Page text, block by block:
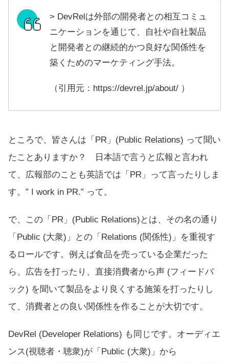
> DevRelは外部の開発者との相互コミュ
ニケーションを通じて、自社や自社製品
と開発者との継続的かつ良好な関係性を
築くためのマーケティング手法。
（引用元： https://devrel.jp/about/ ）
ところで、皆さんは「PR」(Public Relations) って聞い
たことありますか？ 日本語で言うと広報と言われ
て、広報部のことも英語では「PR」って言ったりしま
す。” I work in PR.” って。
で、この「PR」(Public Relations)とは、その名の通り
「Public (大衆)」との「Relations (関係性)」を重視す
るロールです。例えば食品を売っている企業だった
ら、広告を打ったり、直接消費者から声 (フィードバ
ック) を聞いて製品をより良くする施策を打ったりし
て、消費者との良い関係性を作ることが大切です。
DevRel (Developer Relations) も同じです。オーディエ
ンス(視聴者・聴衆)が「Public (大衆)」から